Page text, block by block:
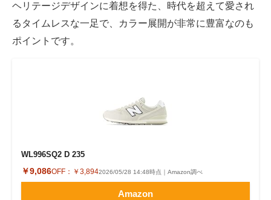
ヘリテージデザインに着想を得た、時代を超えて愛され
るタイムレスな一足で、カラー展開が非常に豊富なのも
ポイントです。
WL996SQ2 D 235
￥9,086OFF： ￥3,8942026/05/28 14:48時点｜Amazon調べ
Amazon